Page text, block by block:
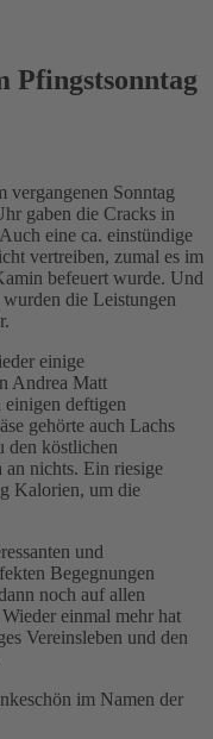
Pfingstsonntag
vergangenen Sonntag
gaben die Cracks in
eine ca. einstündige
vertreiben, zumal es im
befeuert wurde. Und
die Leistungen
einige
Andrea Matt
deftigen
gehörte auch Lachs
den köstlichen
an nichts. Ein riesige
Kalorien, um die
und
Begegnungen
noch auf allen
einmal mehr hat
Vereinsleben und den
im Namen der